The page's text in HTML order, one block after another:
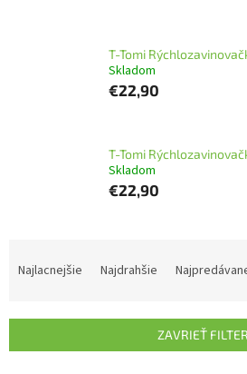
T-Tomi
Skladom
€22,90
T-Tomi
Skladom
€22,90
i
Najlacnejšie Najdrahšie
ZAVRIEŤ FILTER